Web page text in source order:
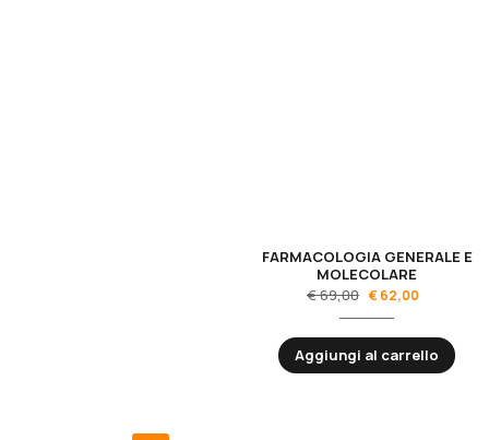
FARMACOLOGIA GENERALE E
MOLECOLARE
€69,00 €62,00
Aggiungi al carrello